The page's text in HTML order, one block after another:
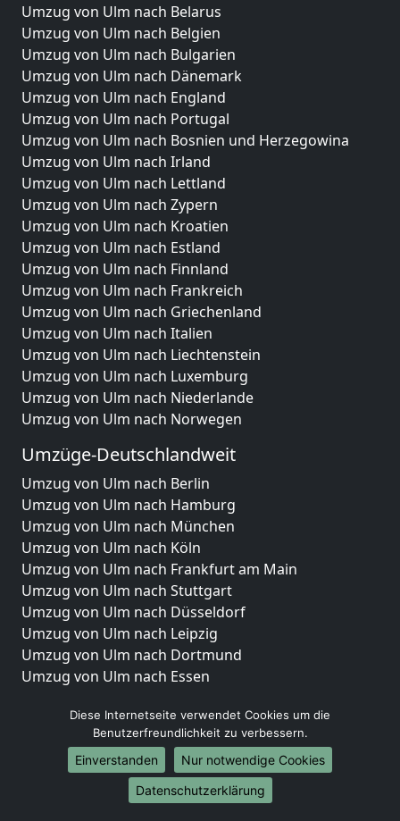
Umzug von Ulm nach Belarus
Umzug von Ulm nach Belgien
Umzug von Ulm nach Bulgarien
Umzug von Ulm nach Dänemark
Umzug von Ulm nach England
Umzug von Ulm nach Portugal
Umzug von Ulm nach Bosnien und Herzegowina
Umzug von Ulm nach Irland
Umzug von Ulm nach Lettland
Umzug von Ulm nach Zypern
Umzug von Ulm nach Kroatien
Umzug von Ulm nach Estland
Umzug von Ulm nach Finnland
Umzug von Ulm nach Frankreich
Umzug von Ulm nach Griechenland
Umzug von Ulm nach Italien
Umzug von Ulm nach Liechtenstein
Umzug von Ulm nach Luxemburg
Umzug von Ulm nach Niederlande
Umzug von Ulm nach Norwegen
Umzüge-Deutschlandweit
Umzug von Ulm nach Berlin
Umzug von Ulm nach Hamburg
Umzug von Ulm nach München
Umzug von Ulm nach Köln
Umzug von Ulm nach Frankfurt am Main
Umzug von Ulm nach Stuttgart
Umzug von Ulm nach Düsseldorf
Umzug von Ulm nach Leipzig
Umzug von Ulm nach Dortmund
Umzug von Ulm nach Essen
Umzug von Ulm nach Dresden
Umzug von Ulm nach Hannover
Umzug von Ulm nach Nürnberg
Umzug von Ulm nach Duisburg
Umzug von Ulm nach Bochum
Diese Internetseite verwendet Cookies um die
Benutzerfreundlichkeit zu verbessern.
Einverstanden
Nur notwendige Cookies
Datenschutzerklärung